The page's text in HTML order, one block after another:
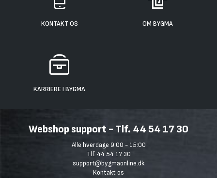
KONTAKT OS OM BYGMA
KARRIERE I BYGMA
Webshop support - Tlf. 44 54 17 30
Alle hverdage 9:00 - 15:00
Tlf. 44 54 17 30
support@bygmaonline.dk
Kontakt os